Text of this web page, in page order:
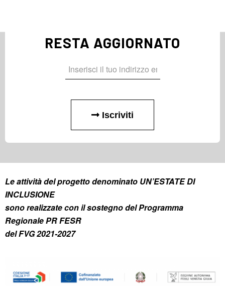
RESTA AGGIORNATO
Iscriviti
Le attività del progetto denominato UN’ESTATE DI
INCLUSIONE
sono realizzate con il sostegno del Programma
Regionale PR FESR
del FVG 2021-2027